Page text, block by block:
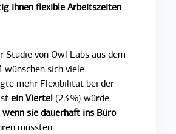
ihnen flexible Arbeitszeiten
Studie von Owl Labs aus dem
wünschen sich viele
mehr Flexibilität bei der
ein Viertel (23 %) würde
wenn sie dauerhaft ins Büro
müssten.